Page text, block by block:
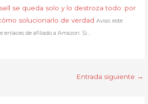
se queda solo y lo destroza todo: por
solucionarlo de verdad Aviso: este
enlaces de afiliado a Amazon. Si...
Entrada siguiente →